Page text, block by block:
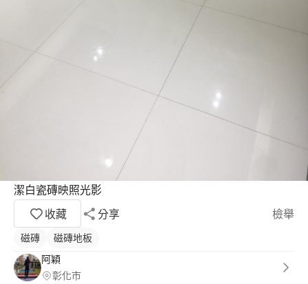
潔白瓷磚映照光影
收藏
分享 檢舉
磁磚
磁磚地板
阿穎
彰化市